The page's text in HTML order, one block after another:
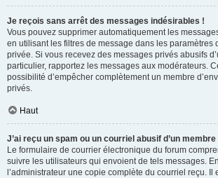
Je reçois sans arrêt des messages indésirables !
Vous pouvez supprimer automatiquement les
en utilisant les filtres de message dans les paramètres
privée. Si vous recevez des messages privés abusifs
particulier, rapportez les messages aux modérateurs.
possibilité d’empêcher complètement un membre
privés.
Haut
J’ai reçu un spam ou un courriel abusif d’un
Le formulaire de courrier électronique du forum
suivre les utilisateurs qui envoient de tels messages.
l’administrateur une copie complète du courriel reçu. Il